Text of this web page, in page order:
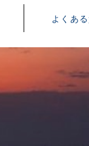
よくあ